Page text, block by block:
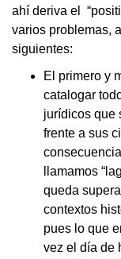
ahí deriva el
varios problemas,
siguientes:
El primero y
catalogar
jurídicos que
frente a sus
llamamos
queda
contextos
pues lo que
vez el día de